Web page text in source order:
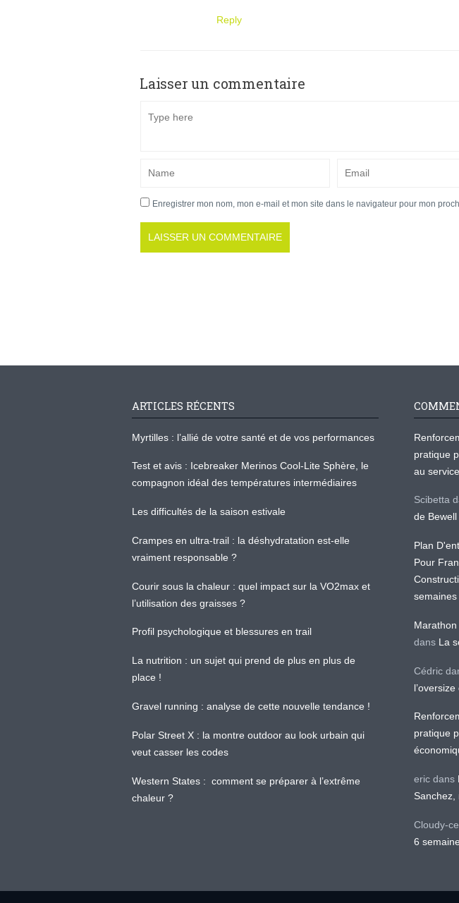
Reply
Laisser un commentaire
Enregistrer mon nom, mon e-mail et mon site dans le navigateur pour mon
ARTICLES RÉCENTS
Myrtilles : l’allié de votre santé et de vos performances
Test et avis : Icebreaker Merinos Cool-Lite Sphère, le
compagnon idéal des températures intermédiaires
Les difficultés de la saison estivale
Crampes en ultra-trail : la déshydratation est-elle
vraiment responsable ?
Courir sous la chaleur : quel impact sur la VO2max et
l’utilisation des graisses ?
Profil psychologique et blessures en trail
La nutrition : un sujet qui prend de plus en plus de
place !
Gravel running : analyse de cette nouvelle tendance !
Polar Street X : la montre outdoor au look urbain qui
veut casser les codes
Western States : comment se préparer à l’extrême
chaleur ?
pratique
au
Scibetta
de
Plan
Pour
semaines
dans La
Cédric
pratique
eric dans
Sanchez,
Cloudy-
6